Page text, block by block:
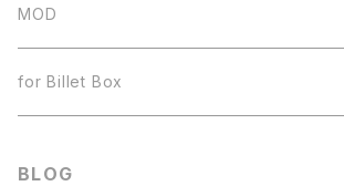
ヒートシンク
ボトル
ワイヤー
MOD
テクニカルMOD
for Billet Box
BLOG